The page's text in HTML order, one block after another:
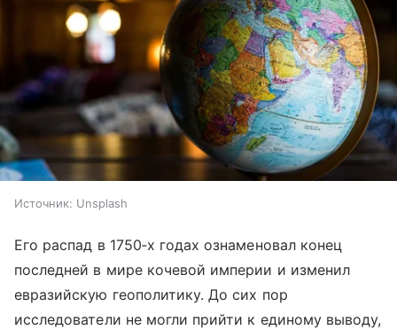
Источник: Unsplash
Его распад в 1750‑х годах ознаменовал конец
последней в мире кочевой империи и изменил
евразийскую геополитику. До сих пор
исследователи не могли прийти к единому выводу,